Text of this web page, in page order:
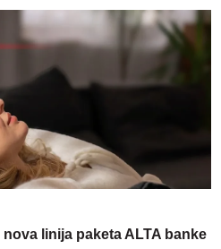
linija paketa ALTA banke